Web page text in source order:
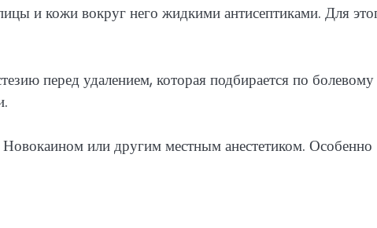
и кожи вокруг него жидкими антисептиками. Для
перед удалением, которая подбирается по болевому
или другим местным анестетиком. Особенно